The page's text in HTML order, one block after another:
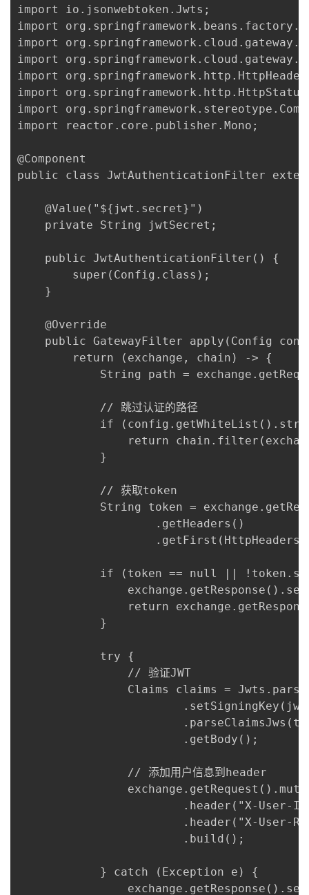
import io.jsonwebtoken.Jwts;
import
import
import
import
import
import
import reactor.core.publisher.Mono;
@Component
public class JwtAuthenticationFilter
    @Value("${jwt.secret}")
    private String jwtSecret;
    public JwtAuthenticationFilter() {
        super(Config.class);
    }
    @Override
public GatewayFilter apply(Config
        return (exchange, chain) -> {
String path =
            // 跳过认证的路径
if
return
            }
            // 获取token
String token =
                    .getHeaders()
if (token == null ||
return
            }
            try {
                // 验证JWT
Claims claims =
                        .getBody();
                // 添加用户信息到header
.header("X-User-
.header("X-User-
                        .build();
            } catch (Exception e) {